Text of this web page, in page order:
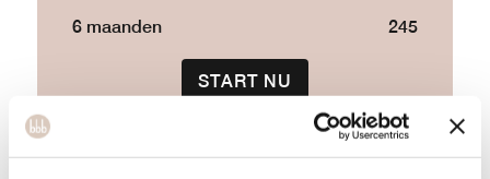
6 maanden 245
START NU